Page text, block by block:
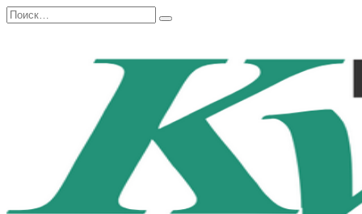
Перейти
к
Search
for: